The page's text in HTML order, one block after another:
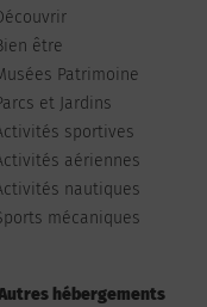
être
Patrimoine
et Jardins
sportives
aériennes
nautiques
mécaniques
hébergements